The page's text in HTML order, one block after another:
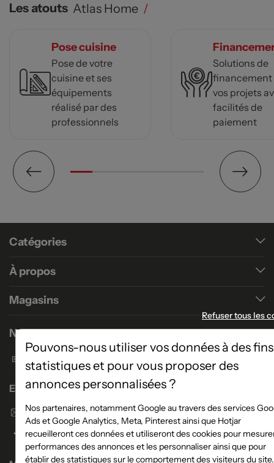
Les atouts Atlas Home /
Pose cuisine
Pose de votre
cuisine et ses
équipements
réalisé par des
professionnels
Solutions de
financement
vos projets
facilités de
paiement
Catégories
À propos
Magasins
Nous contacter
Formulaire de contact
Enseigne Atlas Home
Envoyer un email
Refuser tous les
Pouvons-nous utiliser vos données à des fins
statistiques et pour vous proposer des
annonces personnalisées ?
Nos partenaires, notamment Google au travers des services
Ads et Google Analytics, Meta, Pinterest ainsi que Hotjar
recueilleront ces données et utiliseront des cookies pour
performances des annonces et les personnaliser ainsi que pour
établir des statistiques sur le comportement des visiteurs du site.